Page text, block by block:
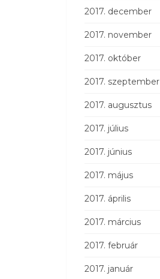
2017. december
2017. november
2017. október
2017. szeptember
2017. augusztus
2017. július
2017. június
2017. május
2017. április
2017. március
2017. február
2017. január